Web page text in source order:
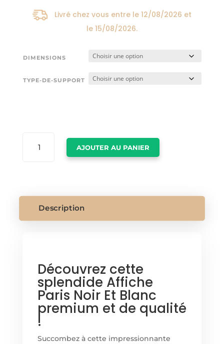
Livré chez vous entre le 12/08/2026 et
le 15/08/2026.
DIMENSIONS
TYPE-DE-SUPPORT
ET
BLANC
AJOUTER AU PANIER
Description
Découvrez cette
splendide Affiche
Paris Noir Et Blanc
premium et de qualité
!
Succombez à cette impressionnante